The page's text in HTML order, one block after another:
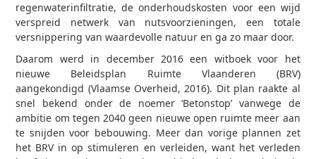
regenwaterinfiltratie, de onderhoudskosten voor een wijd
verspreid netwerk van nutsvoorzieningen, een totale
versnippering van waardevolle natuur en ga zo maar door.
Daarom werd in december 2016 een witboek voor het
nieuwe Beleidsplan Ruimte Vlaanderen (BRV)
aangekondigd (Vlaamse Overheid, 2016). Dit plan raakte al
snel bekend onder de noemer ‘Betonstop’ vanwege de
ambitie om tegen 2040 geen nieuwe open ruimte meer aan
te snijden voor bebouwing. Meer dan vorige plannen zet
het BRV in op stimuleren en verleiden, want het verleden